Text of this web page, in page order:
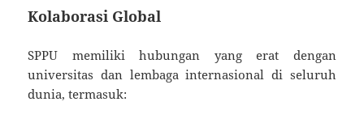
Kolaborasi Global
SPPU memiliki hubungan yang erat dengan
universitas dan lembaga internasional di seluruh
dunia, termasuk: